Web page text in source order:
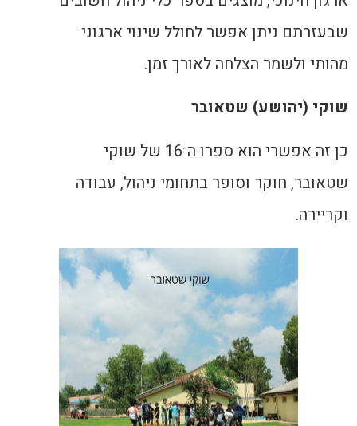
שבעזרתם ניתן אפשר לחולל שינוי ארגוני
מהותי ולשמר הצלחה לאורך זמן.
שוקי (יהושע) שטאובר
כן זה אפשרי הוא ספרו ה־16 של שוקי
שטאובר, חוקר וסופר בתחומי ניהול, עבודה
וקריירה.